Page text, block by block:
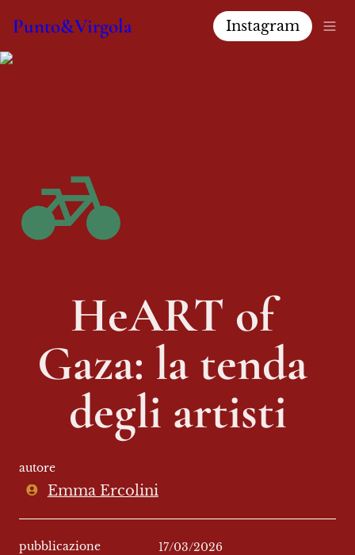
Punto&Virgola Instagram
HeART of
Gaza: la tenda
degli artisti
autore
Emma Ercolini
pubblicazione 17/03/2026